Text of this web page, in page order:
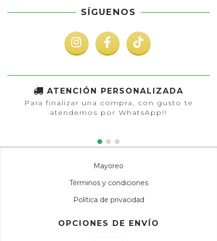
SÍGUENOS
ATENCIÓN PERSONALIZADA
Para finalizar una compra, con gusto te
atendemos por WhatsApp!!
Mayoreo
Términos y condiciones
Política de privacidad
OPCIONES DE ENVÍO